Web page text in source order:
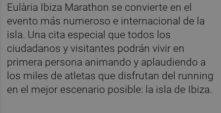
Eulària Ibiza Marathon se convierte en el
evento más numeroso e internacional de la
isla. Una cita especial que todos los
ciudadanos y visitantes podrán vivir en
primera persona animando y aplaudiendo a
los miles de atletas que disfrutan del running
en el mejor escenario posible: la isla de Ibiza.